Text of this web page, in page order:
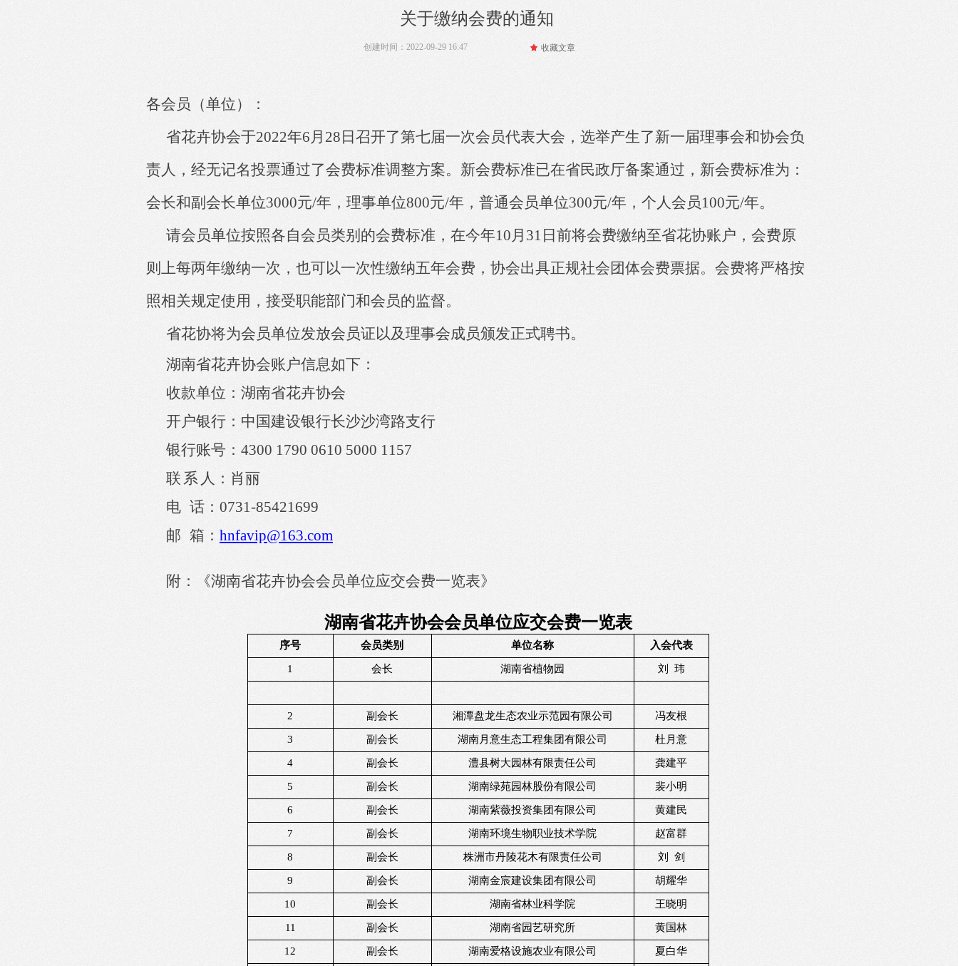
创建时间： 2022-09-29 16:47
关于缴纳会费的通知
各会员 （单位 ）
：
省花卉协会于2022年6月 28日 召开了第七届一次会员代表大会，选举产生了新一届理事会和协会负
责人， 经无记名投票通过了会费标准调整方案。 新会费标准已在省民政厅备案通过，新会费标准为：
会长和副会长单位3000元/年，理事单位800元/年，普通会员单位300元/年，个人会员100元/年。
请会员单位按照各自会员类别 的会费标准， 在今年10月 31 日前将会费缴纳至省花协账户 ， 会费原
则上每两年缴纳一次，也可以一次性缴纳五年会费， 协会出具正规社会团体会费票据。 会费将严格按
照相关规定使用，接受职能部门和会员的监督。
省花协将为会员单位发放会员证以及理事会成员颁发正式聘书。
湖南省花卉协会账户信息如下：
收款单位：湖南省花卉协会
开户银行：中国建设银行长沙沙湾路支行
银行账号： 4300 1790 0610 5000 1157
联 系 人：肖丽
电 话： 0731-85421699
邮 箱： hnfavip@163.com
附：《湖南省花卉协会会员单位应交会费一览表》
湖南省花卉协会会员单位应交会费一览表
序号 会员类别 单位名称 入会代表
1 会长 湖南省植物园 刘 玮
2 副会长 湘潭盘龙生态农业示范园有限公司 冯友根
3 副会长 湖南月意生态工程集团有限公司 杜月意
4 副会长 澧县树大园林有限责任公司 龚建平
5 副会长 湖南绿苑园林股份有限公司 裴小明
6 副会长 湖南紫薇投资集团有限公司 黄建民
7 副会长 湖南环境生物职业技术学院 赵富群
8 副会长 株洲市丹陵花木有限责任公司 刘 剑
9 副会长 湖南金宸建设集团有限公司 胡耀华
10 副会长 湖南省林业科学院 王晓明
11 副会长 湖南省园艺研究所 黄国林
12 副会长 湖南爱格设施农业有限公司 夏白华
끄 收藏文章